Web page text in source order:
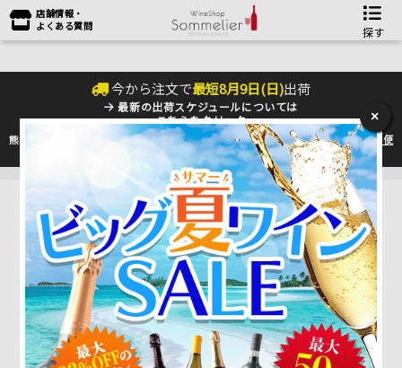
店舗情報・
よくある質問
探す
今から注文で最短8月9日(日)出荷
最新の出荷スケジュールについては
こちらをクリック
熊本地震の影響により九州への配送に遅れが生じております。最新情報は佐川急便
のHP
をご確認下さい。
×